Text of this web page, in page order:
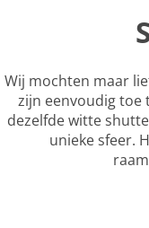
Wij mochten maar
zijn eenvoudig toe
dezelfde witte
unieke sfeer.